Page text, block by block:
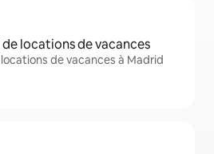
locations de vacances
locations de vacances à Madrid